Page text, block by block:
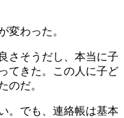
変わった。
さそうだし、本当に子
てきた。この人に子ど
のだ。
。でも、連絡帳は基本